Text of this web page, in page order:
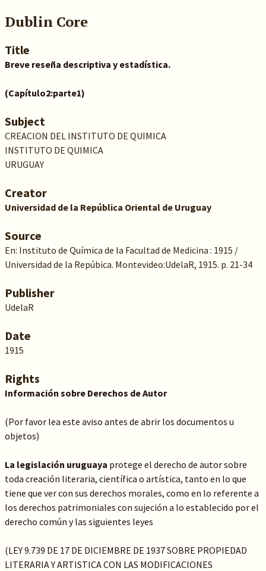
Dublin Core
Title
Breve reseña descriptiva y estadística.
(Capítulo2:parte1)
Subject
CREACION DEL INSTITUTO DE QUIMICA
INSTITUTO DE QUIMICA
URUGUAY
Creator
Universidad de la República Oriental de Uruguay
Source
En: Instituto de Química de la Facultad de Medicina : 1915 /
Universidad de la Repúbica. Montevideo:UdelaR, 1915. p. 21-34
Publisher
UdelaR
Date
1915
Rights
Información sobre Derechos de Autor
(Por favor lea este aviso antes de abrir los documentos u
objetos)
La legislación uruguaya protege el derecho de autor sobre
toda creación literaria, científica o artística, tanto en lo que
tiene que ver con sus derechos morales, como en lo referente a
los derechos patrimoniales con sujeción a lo establecido por el
derecho común y las siguientes leyes
(LEY 9.739 DE 17 DE DICIEMBRE DE 1937 SOBRE PROPIEDAD
LITERARIA Y ARTISTICA CON LAS MODIFICACIONES